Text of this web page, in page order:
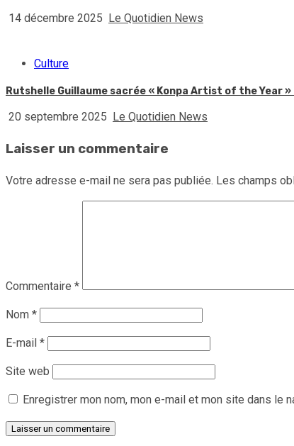
14 décembre 2025 Le Quotidien News
Culture
Rutshelle Guillaume sacrée « Konpa Artist of the Year
20 septembre 2025 Le Quotidien News
Laisser un commentaire
Votre adresse e-mail ne sera pas publiée. Les champs
Commentaire *
Nom *
E-mail *
Site web
Enregistrer mon nom, mon e-mail et mon site dans le